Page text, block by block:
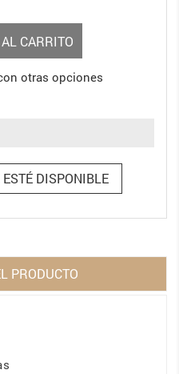
CARRITO
otras opciones
DISPONIBLE
PRODUCTO